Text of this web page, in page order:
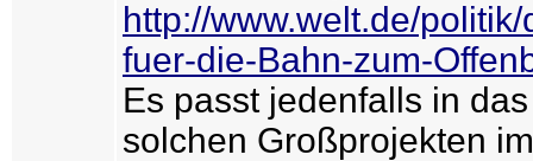
http://www.welt.de/
fuer-die-Bahn-zum-
Es passt jedenfalls in
solchen Großprojekten